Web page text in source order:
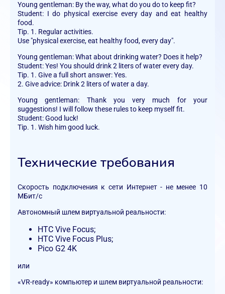
Young gentleman: By the way, what do you do to keep fit?
Student: I do physical exercise every day and eat healthy
food.
Tip. 1. Regular activities.
Use "physical exercise, eat healthy food, every day".
Young gentleman: What about drinking water? Does it help?
Student: Yes! You should drink 2 liters of water every day.
Tip. 1. Give a full short answer: Yes.
2. Give advice: Drink 2 liters of water a day.
Young gentleman: Thank you very much for your
suggestions! I will follow these rules to keep myself fit.
Student: Good luck!
Tip. 1. Wish him good luck.
Технические требования
Скорость подключения к сети Интернет - не менее 10
МБит/с
Автономный шлем виртуальной реальности:
HTC Vive Focus;
HTC Vive Focus Plus;
Pico G2 4K
или
«VR-ready» компьютер и шлем виртуальной реальности: